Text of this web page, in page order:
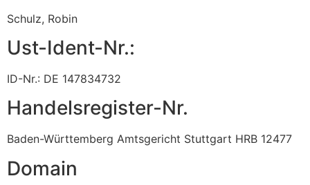
Schulz, Robin
Ust-Ident-Nr.:
ID-Nr.: DE 147834732
Handelsregister-Nr.
Baden-Württemberg Amtsgericht Stuttgart HRB 12477
Domain